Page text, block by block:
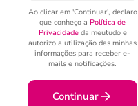
Ao clicar em 'Continuar', declaro
que conheço a Política de
Privacidadeda meutudo e
autorizo a utilização das minhas
informações para receber e-
mails e notificações.
Continuar